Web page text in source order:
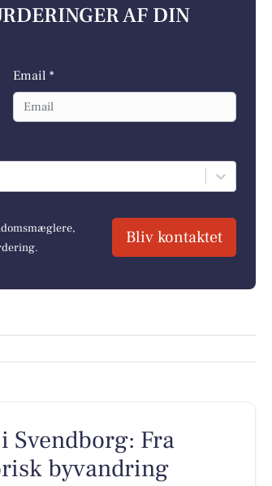
AF DIN
Email *
Bliv kontaktet
Fra
byvandring